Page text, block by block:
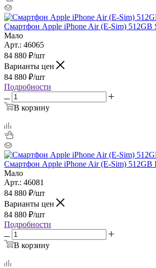
Смартфон Apple iPhone Air (E-Sim) 512GB
Мало
Арт.: 46065
84 880 ₽/шт
Варианты цен
84 880 ₽/шт
Подробности
В корзину
Смартфон Apple iPhone Air (E-Sim) 512GB
Мало
Арт.: 46081
84 880 ₽/шт
Варианты цен
84 880 ₽/шт
Подробности
В корзину